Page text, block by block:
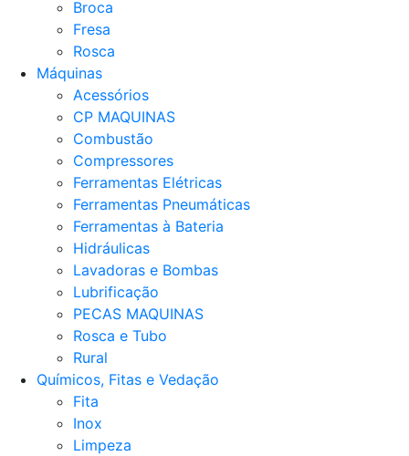
Broca
Fresa
Rosca
Máquinas
Acessórios
CP MAQUINAS
Combustão
Compressores
Ferramentas Elétricas
Ferramentas Pneumáticas
Ferramentas à Bateria
Hidráulicas
Lavadoras e Bombas
Lubrificação
PECAS MAQUINAS
Rosca e Tubo
Rural
Químicos, Fitas e Vedação
Fita
Inox
Limpeza